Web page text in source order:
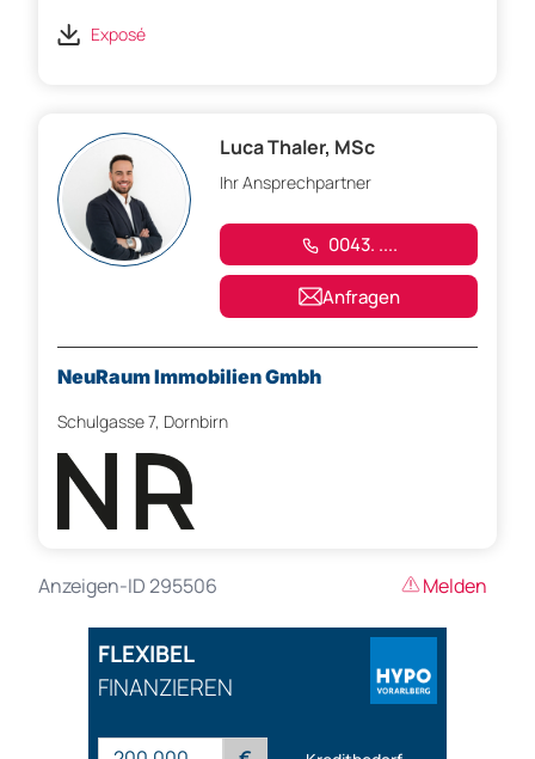
Exposé
Luca Thaler, MSc
Ihr Ansprechpartner
0043. ....
Anfragen
NeuRaum Immobilien Gmbh
Schulgasse 7, Dornbirn
Anzeigen-ID 295506 Melden
FLEXIBEL
FINANZIEREN